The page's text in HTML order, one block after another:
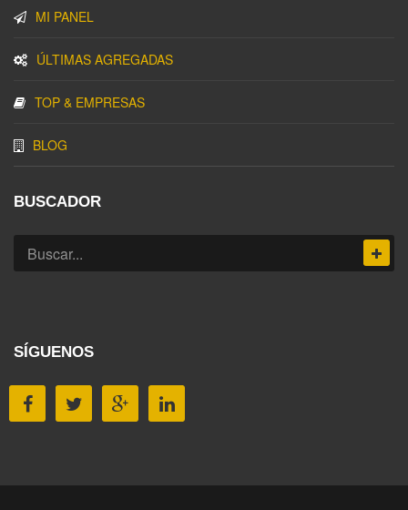
MI PANEL
ÚLTIMAS AGREGADAS
TOP & EMPRESAS
BLOG
BUSCADOR
SÍGUENOS